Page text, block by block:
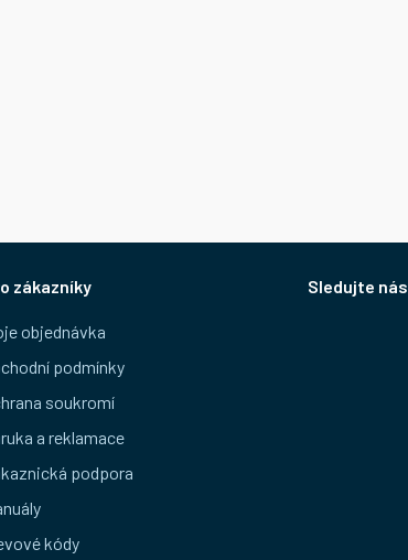
zákazníky
objednávka
podmínky
soukromí
a reklamace
podpora
kódy
Sledujte nás